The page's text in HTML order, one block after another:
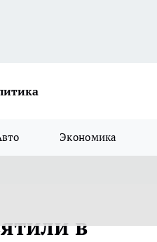
Экономика
в